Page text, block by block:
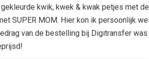
kwik, kwek & kwak petjes met de
SUPER MOM. Hier kon ik persoonlijk wel
van de bestelling bij Digitransfer was